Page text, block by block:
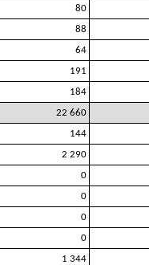
80
88
64
191
184
22 660
144
2 290
0
0
0
0
1 344